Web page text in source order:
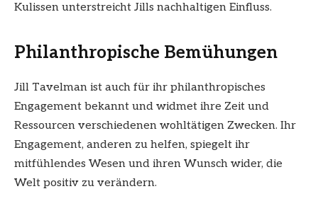
Kulissen unterstreicht Jills nachhaltigen Einfluss.
Philanthropische Bemühungen
Jill Tavelman ist auch für ihr philanthropisches
Engagement bekannt und widmet ihre Zeit und
Ressourcen verschiedenen wohltätigen Zwecken. Ihr
Engagement, anderen zu helfen, spiegelt ihr
mitfühlendes Wesen und ihren Wunsch wider, die
Welt positiv zu verändern.